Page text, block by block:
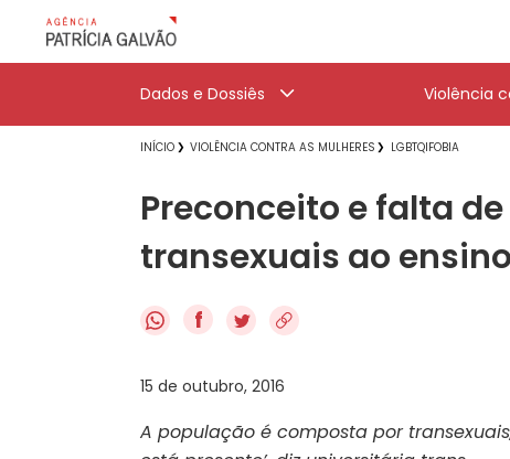
Dados e Dossiês Violência
INÍCIO VIOLÊNCIA CONTRA AS MULHERES LGBTQIFOBIA
Preconceito e falta
transexuais ao
f
15 de outubro, 2016
A população é composta por